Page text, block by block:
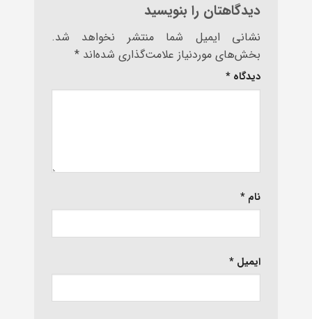
دیدگاهتان را بنویسید
نشانی ایمیل شما منتشر نخواهد شد.
بخش‌های موردنیاز علامت‌گذاری شده‌اند *
دیدگاه *
نام *
ایمیل *